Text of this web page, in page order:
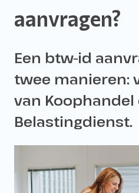
aanvragen?
Een btw-id
twee manieren:
van
Belastingdienst.